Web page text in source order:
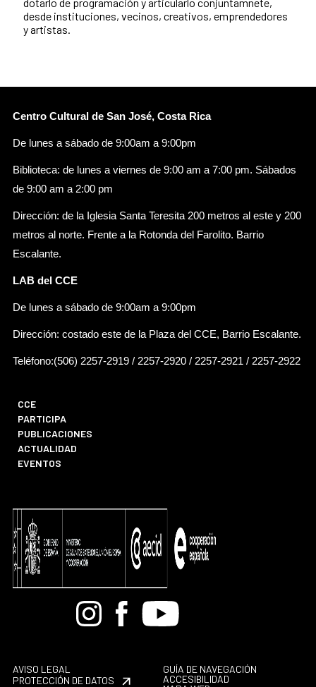
desde instituciones, vecinos, creativos, emprendedores
y artistas.
Centro Cultural de San José, Costa Rica
De lunes a sábado de 9:00am a 9:00pm
Biblioteca: de lunes a viernes de 9:00 am a 7:00 pm. Sábados
de 9:00 am a 2:00 pm
Dirección: de la Iglesia Santa Teresita 200 metros al este y 200
metros al norte. Frente a la Rotonda del Farolito. Barrio
Escalante.
LAB del CCE
De lunes a sábado de 9:00am a 9:00pm
Dirección: costado este de la Plaza del CCE, Barrio Escalante.
Teléfono:(506) 2257-2919 / 2257-2920 / 2257-2921 / 2257-2922
CCE
PARTICIPA
PUBLICACIONES
ACTUALIDAD
EVENTOS
BandcampInstagramFacebook
Youtube
AVISO LEGAL
PROTECCIÓN DE DATOS
GUÍA DE NAVEGACIÓN
ACCESIBILIDAD